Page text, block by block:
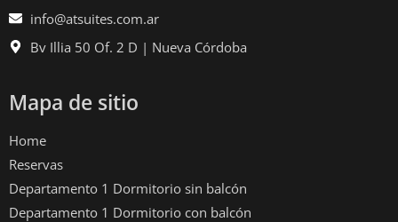
info@atsuites.com.ar
Bv Illia 50 Of. 2 D | Nueva Córdoba
Mapa de sitio
Home
Reservas
Departamento 1 Dormitorio sin balcón
Departamento 1 Dormitorio con balcón